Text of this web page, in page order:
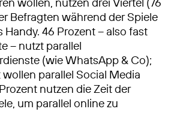
Befragten während der Spiele
Handy. 46 Prozent – also fast
– nutzt parallel
(wie WhatsApp & Co);
parallel Social Media
nutzen die Zeit der
um parallel online zu